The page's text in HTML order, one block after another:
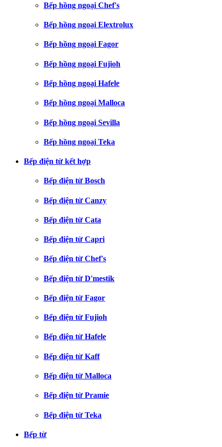
Bếp hồng ngoại Chef's
Bếp hồng ngoại Elextrolux
Bếp hồng ngoại Fagor
Bếp hồng ngoại Fujioh
Bếp hồng ngoại Hafele
Bếp hồng ngoại Malloca
Bếp hồng ngoại Sevilla
Bếp hồng ngoại Teka
Bếp điện từ kết hợp
Bếp điện từ Bosch
Bếp điện từ Canzy
Bếp điện từ Cata
Bếp điện từ Capri
Bếp điện từ Chef's
Bếp điện từ D'mestik
Bếp điện từ Fagor
Bếp điện từ Fujioh
Bếp điện từ Hafele
Bếp điện từ Kaff
Bếp điện từ Malloca
Bếp điện từ Pramie
Bếp điện từ Teka
Bếp từ